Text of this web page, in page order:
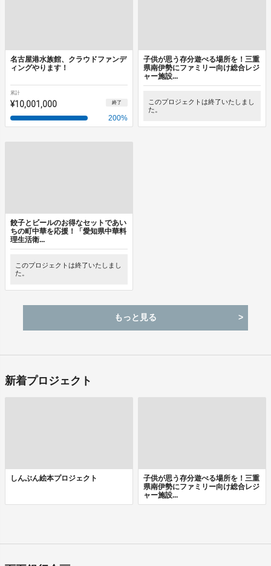
名古屋港水族館、クラウドファンデ
ィングやります！
累計
¥10,001,000 終了
200%
子供が思う存分遊べる場所を！三重
県南伊勢にファミリー向け総合レジ
ャー施設...
このプロジェクトは終了いたしまし
た。
餃子とビールのお得なセットであい
ちの町中華を応援！「愛知県中華料
理生活衛...
このプロジェクトは終了いたしまし
た。
もっと見る
新着プロジェクト
しんぶん絵本プロジェクト
子供が思う存分遊べる場所を！三重
県南伊勢にファミリー向け総合レジ
ャー施設...